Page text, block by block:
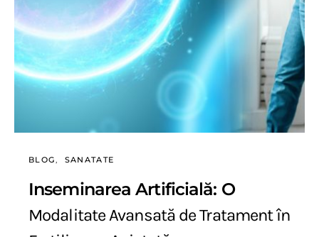
BLOG SANATATE
Inseminarea Artificială: O
Modalitate Avansată de Tratament în